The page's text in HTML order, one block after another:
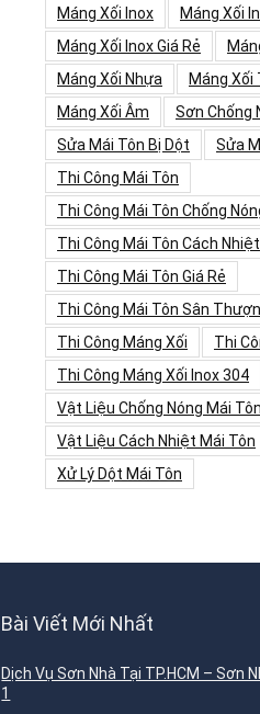
Máng Xối Inox
Máng Xối
Máng Xối Inox Giá Rẻ
Máng Xối Nhựa
Máng Xối
Máng Xối Âm
Sơn Chống
Sửa Mái Tôn Bị Dột
Sửa
Thi Công Mái Tôn
Thi Công Mái Tôn Chống
Thi Công Mái Tôn Cách Nhiệt
Thi Công Mái Tôn Giá Rẻ
Thi Công Mái Tôn Sân
Thi Công Máng Xối
Thi
Thi Công Máng Xối Inox 304
Vật Liệu Chống Nóng Mái Tôn
Vật Liệu Cách Nhiệt Mái Tôn
Xử Lý Dột Mái Tôn
Bài Viết Mới Nhất
Dịch Vụ Sơn Nhà Tại TP.HCM – Sơn
1